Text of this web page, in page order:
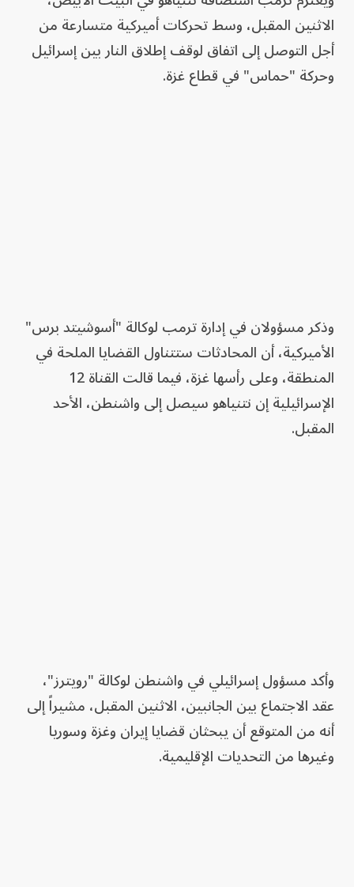
الاثنين المقبل، وسط تحركات أميركية متسارعة من
أجل التوصل إلى اتفاق لوقف إطلاق النار بين إسرائيل
وحركة "حماس" في قطاع غزة.
وذكر مسؤولان في إدارة ترمب لوكالة "أسوشيتد برس"
الأميركية، أن المحادثات ستتناول القضايا الملحة في
المنطقة، وعلى رأسها غزة، فيما قالت القناة 12
الإسرائيلية إن نتنياهو سيصل إلى واشنطن، الأحد
المقبل.
وأكد مسؤول إسرائيلي في واشنطن لوكالة "رويترز"،
عقد الاجتماع بين الجانبين، الاثنين المقبل، مشيراً إلى
أنه من المتوقع أن يبحثان قضايا إيران وغزة وسوريا
وغيرها من التحديات الإقليمية.